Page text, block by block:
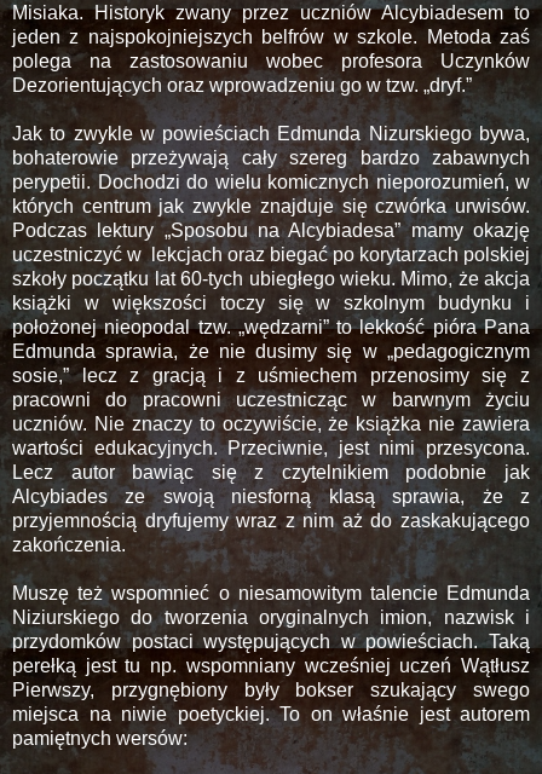
Misiaka. Historyk zwany przez uczniów Alcybiadesem to
jeden z najspokojniejszych belfrów w szkole. Metoda zaś
polega na zastosowaniu wobec profesora Uczynków
Dezorientujących oraz wprowadzeniu go w tzw. „dryf.”
Jak to zwykle w powieściach Edmunda Nizurskiego bywa,
bohaterowie przeżywają cały szereg bardzo zabawnych
perypetii. Dochodzi do wielu komicznych nieporozumień, w
których centrum jak zwykle znajduje się czwórka urwisów.
Podczas lektury „Sposobu na Alcybiadesa” mamy okazję
uczestniczyć w lekcjach oraz biegać po korytarzach polskiej
szkoły początku lat 60-tych ubiegłego wieku. Mimo, że akcja
książki w większości toczy się w szkolnym budynku i
położonej nieopodal tzw. „wędzarni” to lekkość pióra Pana
Edmunda sprawia, że nie dusimy się w „pedagogicznym
sosie,” lecz z gracją i z uśmiechem przenosimy się z
pracowni do pracowni uczestnicząc w barwnym życiu
uczniów. Nie znaczy to oczywiście, że książka nie zawiera
wartości edukacyjnych. Przeciwnie, jest nimi przesycona.
Lecz autor bawiąc się z czytelnikiem podobnie jak
Alcybiades ze swoją niesforną klasą sprawia, że z
przyjemnością dryfujemy wraz z nim aż do zaskakującego
zakończenia.
Muszę też wspomnieć o niesamowitym talencie Edmunda
Niziurskiego do tworzenia oryginalnych imion, nazwisk i
przydomków postaci występujących w powieściach. Taką
perełką jest tu np. wspomniany wcześniej uczeń Wątłusz
Pierwszy, przygnębiony były bokser szukający swego
miejsca na niwie poetyckiej. To on właśnie jest autorem
pamiętnych wersów: